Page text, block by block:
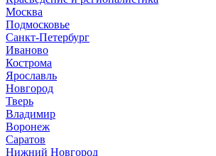
Москва
Подмосковье
Санкт-Петербург
Иваново
Кострома
Ярославль
Новгород
Тверь
Владимир
Воронеж
Саратов
Нижний Новгород